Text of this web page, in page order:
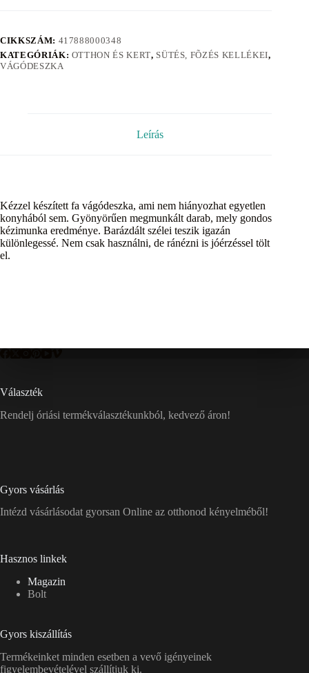
CIKKSZÁM: 417888000348
KATEGÓRIÁK: OTTHON ÉS KERT, SÜTÉS, FÕZÉS KELLÉKEI,
VÁGÓDESZKA
Leírás
Kézzel készített fa vágódeszka, ami nem hiányozhat egyetlen
konyhából sem. Gyönyörűen megmunkált darab, mely gondos
kézimunka eredménye. Barázdált szélei teszik igazán
különlegessé. Nem csak használni, de ránézni is jóérzéssel tölt
el.
Választék
Rendelj óriási termékválasztékunkból, kedvező áron!
Gyors vásárlás
Intézd vásárlásodat gyorsan Online az otthonod kényelméből!
Hasznos linkek
Magazin
Bolt
Gyors kiszállítás
Termékeinket minden esetben a vevő igényeinek
figyelembevételével szállítjuk ki.